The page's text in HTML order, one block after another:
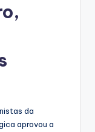
da
aprovou a